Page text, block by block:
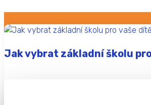
Jak vybrat základní školu
Základní škola představuje klíčové
První školní den, první opravdová